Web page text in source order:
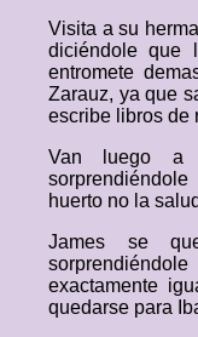
Visita a su
diciéndole que
entromete
Zarauz, ya que
escribe libros de
Van luego
huerto no la
James se
exactamente
quedarse para